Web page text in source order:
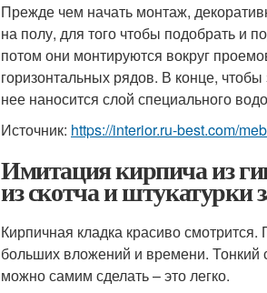
Прежде чем начать монтаж,
на полу, для того чтобы подобрать и
потом они монтируются вокруг
горизонтальных рядов. В конце,
нее наносится слой специального
Источник: https://interior.ru-best.com/
Имитация кирпича из
из скотча и штукатурки
Кирпичная кладка красиво
больших вложений и времени. Тонкий
можно самим сделать – это легко.